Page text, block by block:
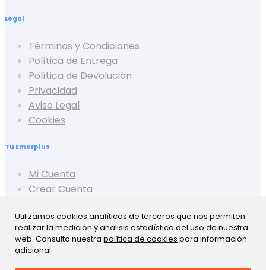
Utilizamos cookies analíticas de terceros que nos permiten
realizar la medición y análisis estadístico del uso de nuestra
web. Consulta nuestra política de cookies para información
adicional.
Legal
Términos y Condiciones
Política de Entrega
Política de Devolución
Privacidad
Aviso Legal
Cookies
Tu Emerplus
Mi Cuenta
Crear Cuenta
Mis Pedidos
Mis Favoritos
Mis Presupuestos